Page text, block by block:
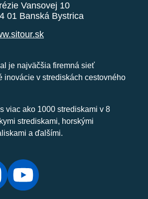
Vansovej 10
01 Banská Bystrica
je najväčšia firemná sieť
inovácie v strediskách cestovného
viac ako 1000 strediskami v 8
strediskami, horskými
a ďalšími.